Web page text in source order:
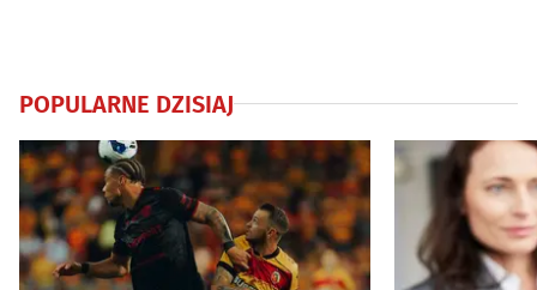
POPULARNE DZISIAJ